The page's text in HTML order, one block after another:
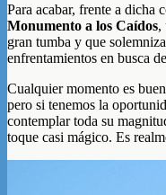
Para acabar, frente a dicha
Monumento a los Caídos,
gran tumba y que
enfrentamientos en busca
Cualquier momento es
pero si tenemos la
contemplar toda su
toque casi mágico. Es